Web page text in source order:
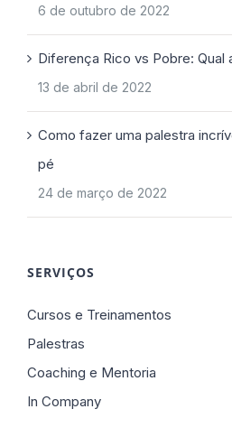
6 de outubro de 2022
Diferença Rico vs Pobre: Qual
13 de abril de 2022
Como fazer uma palestra
pé
24 de março de 2022
SERVIÇOS
Cursos e Treinamentos
Palestras
Coaching e Mentoria
In Company